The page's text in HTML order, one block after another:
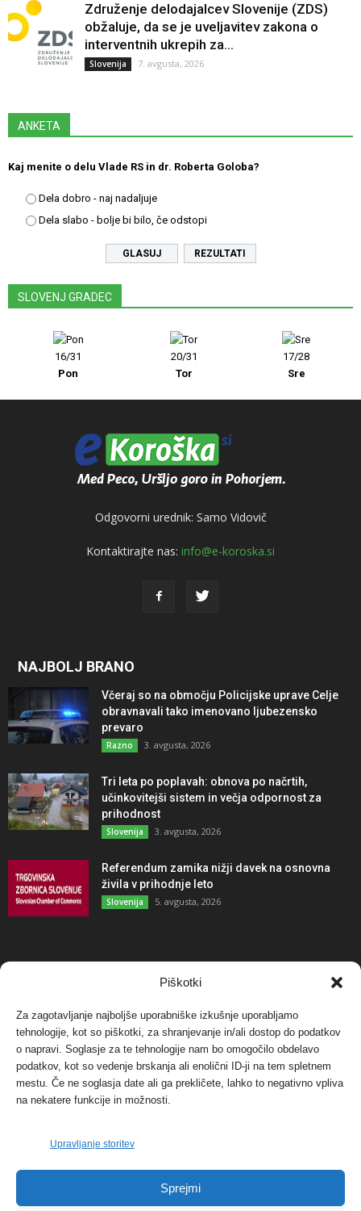
Piškotki
Za zagotavljanje najboljše uporabniške izkušnje uporabljamo
tehnologije, kot so piškotki, za shranjevanje in/ali dostop do podatkov
o napravi. Soglasje za te tehnologije nam bo omogočilo obdelavo
podatkov, kot so vedenje brskanja ali enolični ID-ji na tem spletnem
mestu. Če ne soglasja date ali ga prekličete, lahko to negativno vpliva
na nekatere funkcije in možnosti.
Upravljanje storitev
Sprejmi
Združenje delodajalcev Slovenije (ZDS)
obžaluje, da se je uveljavitev zakona o
interventnih ukrepih za...
Slovenija 7. avgusta, 2026
ANKETA
Kaj menite o delu Vlade RS in dr. Roberta Goloba?
Dela dobro - naj nadaljuje
Dela slabo - bolje bi bilo, če odstopi
REZULTATI
SLOVENJ GRADEC
16/31
Pon
20/31
Tor
17/28
Sre
Odgovorni urednik: Samo Vidovič
Kontaktirajte nas: info@e-koroska.si
NAJBOLJ BRANO
Včeraj so na območju Policijske uprave Celje
obravnavali tako imenovano ljubezensko
prevaro
Razno 3. avgusta, 2026
Tri leta po poplavah: obnova po načrtih,
učinkovitejši sistem in večja odpornost za
prihodnost
Slovenija 3. avgusta, 2026
Referendum zamika nižji davek na osnovna
živila v prihodnje leto
Slovenija 5. avgusta, 2026
NAJBOLJ KOMENTIRANO
Protest proti vetrnim elektrarnam na Ojstrici, v
svetu pa vedno bolj...
Dogodki 12. maja, 2017
Tožilstvo v Celovcu v korist elektrarnam
Verbund
FOTO: Razstava cvetličarskega mojstra Andreja
Dogodki 27. novembra, 2017